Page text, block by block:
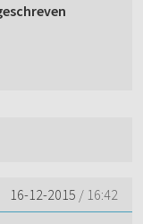
16-12-2015 / 16:42